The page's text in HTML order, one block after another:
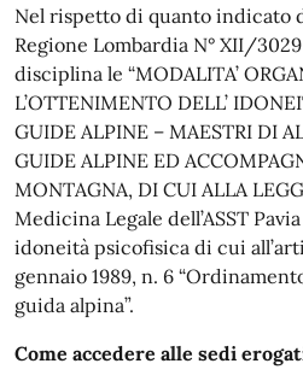
Nel rispetto di quanto indicato
Regione Lombardia N° XII/
disciplina le “MODALITA’
L’OTTENIMENTO DELL’
GUIDE ALPINE – MAESTRI DI
GUIDE ALPINE ED
MONTAGNA, DI CUI ALLA
Medicina Legale dell’ASST
idoneità psicofisica di cui
gennaio 1989, n. 6
guida alpina”.
Come accedere alle sedi